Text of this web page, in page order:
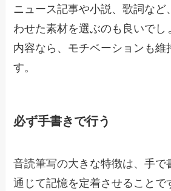
ニュース記事や小説、歌詞など
わせた素材を選ぶのも良いでし
内容なら、モチベーションも維
す。
必ず手書きで行う
音読筆写の大きな特徴は、手で
通じて記憶を定着させることで